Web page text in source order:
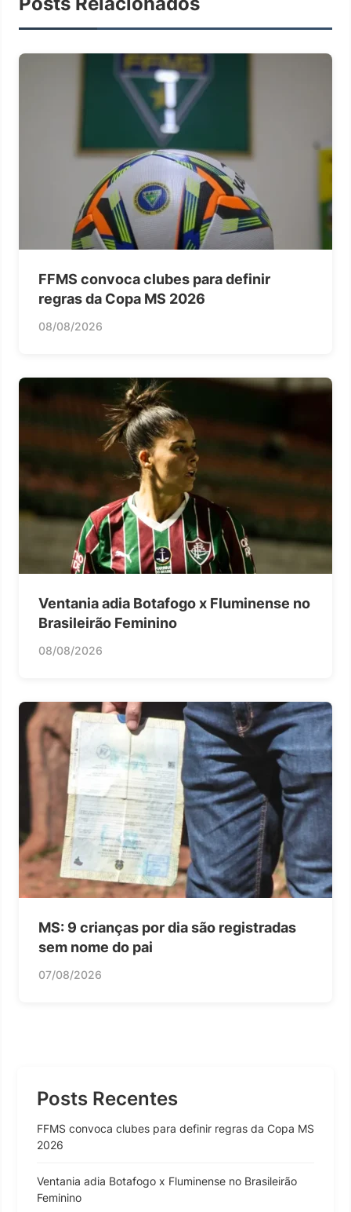
FFMS convoca clubes para definir
regras da Copa MS 2026
08/08/2026
Ventania adia Botafogo x Fluminense no
Brasileirão Feminino
08/08/2026
MS: 9 crianças por dia são registradas
sem nome do pai
07/08/2026
Posts Recentes
FFMS convoca clubes para definir regras da Copa MS
2026
Ventania adia Botafogo x Fluminense no Brasileirão
Feminino